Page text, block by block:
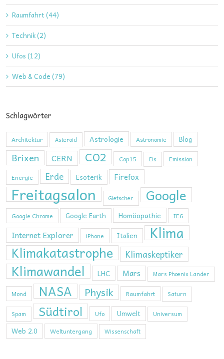
Raumfahrt (44)
Technik (2)
Ufos (12)
Web & Code (79)
Schlagwörter
Architektur Asteroid Astrologie Astronomie Blog
Brixen CERN CO2 Cop15 Eis
Emission
Energie
Erde Esoterik Firefox
Freitagsalon Gletscher Google
Google Chrome Google Earth Homöopathie IE6
Internet Explorer iPhone Italien Klima
Klimakatastrophe Klimaskeptiker
Klimawandel LHC Mars Mars Phoenix Lander
Mond NASA Physik Raumfahrt Saturn
Spam Südtirol Ufo Umwelt Universum
Web 2.0 Weltuntergang Wissenschaft